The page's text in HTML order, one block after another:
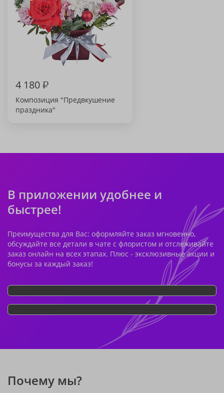
4 180₽
Композиция "Предвкушение
праздника"
В приложении удобнее и
быстрее!
Преимущества для Вас: оформляйте заказ мгновенно,
обсуждайте все детали в чате с флористом и отслеживайте
заказ онлайн на всех этапах. Плюс - эксклюзивные акции и
бонусы за каждый заказ!
Почему мы?